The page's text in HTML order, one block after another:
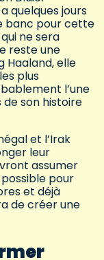
quelques jours
banc pour cette
ne sera
reste une
Haaland, elle
plus
l’une
son histoire
et l’Irak
leur
assumer
pour
et déjà
de créer une